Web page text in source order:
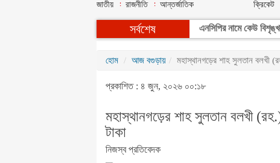
জাতীয় রাজনীতি আন্তর্জাতিক ক্রিকেট
সর্বশেষ এনসিপির নামে কেউ
হোম আজ বগুড়ায় মহাস্থানগড়ের শাহ সুলতান বলখী
প্রকাশিত : ৪ জুন, ২০২৬ ০০:১৮
মহাস্থানগড়ের শাহ সুলতান বলখী
টাকা
নিজস্ব প্রতিবেদক